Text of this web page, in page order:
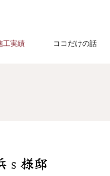
工実績 ココだけの話
ｓ様邸